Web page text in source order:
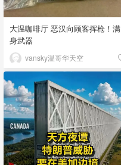
大温咖啡厅 恶汉向顾客挥枪！满
身武器
vansky温哥华天空